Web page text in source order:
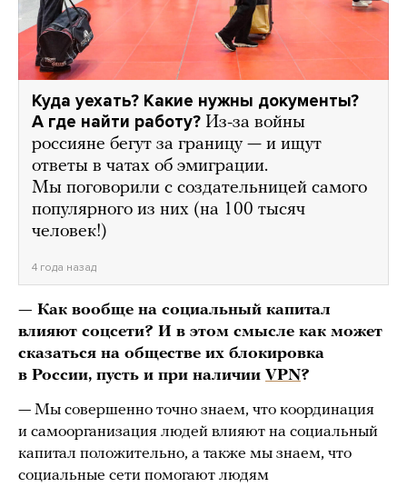
Куда уехать? Какие нужны документы?
А где найти работу? Из-за войны
россияне бегут за границу — и ищут
ответы в чатах об эмиграции.
Мы поговорили с создательницей самого
популярного из них (на 100 тысяч
человек!)
4 года назад
— Как вообще на социальный капитал
влияют соцсети? И в этом смысле как может
сказаться на обществе их блокировка
в России, пусть и при наличии VPN?
— Мы совершенно точно знаем, что координация
и самоорганизация людей влияют на социальный
капитал положительно, а также мы знаем, что
социальные сети помогают людям